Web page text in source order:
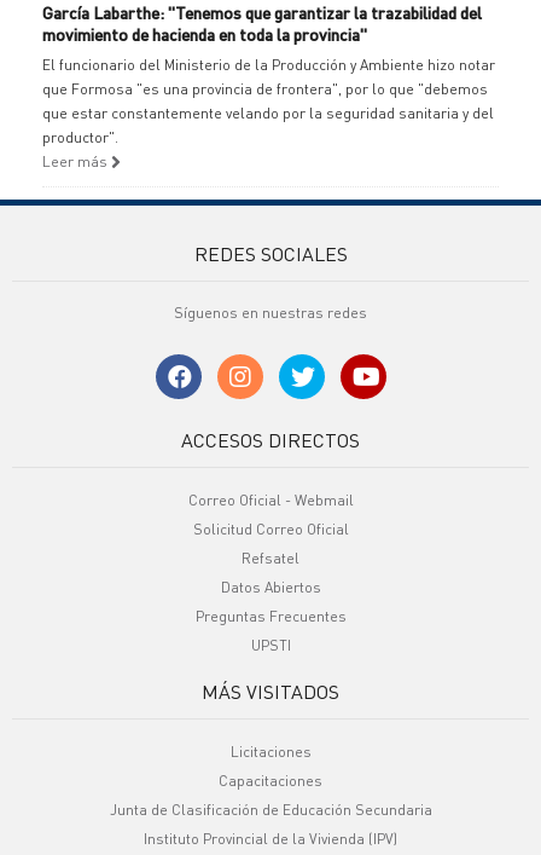
García Labarthe: "Tenemos que garantizar la trazabilidad del
movimiento de hacienda en toda la provincia"
El funcionario del Ministerio de la Producción y Ambiente hizo notar
que Formosa "es una provincia de frontera", por lo que "debemos
que estar constantemente velando por la seguridad sanitaria y del
productor".
Leer más
REDES SOCIALES
Síguenos en nuestras redes
ACCESOS DIRECTOS
Correo Oficial - Webmail
Solicitud Correo Oficial
Refsatel
Datos Abiertos
Preguntas Frecuentes
UPSTI
MÁS VISITADOS
Licitaciones
Capacitaciones
Junta de Clasificación de Educación Secundaria
Instituto Provincial de la Vivienda (IPV)